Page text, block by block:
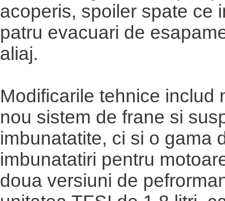
acoperis, spoiler spate ce
patru evacuari de
aliaj.
Modificarile tehnice includ
nou sistem de frane si
imbunatatite, ci si o gama
imbunatatiri pentru
doua versiuni de